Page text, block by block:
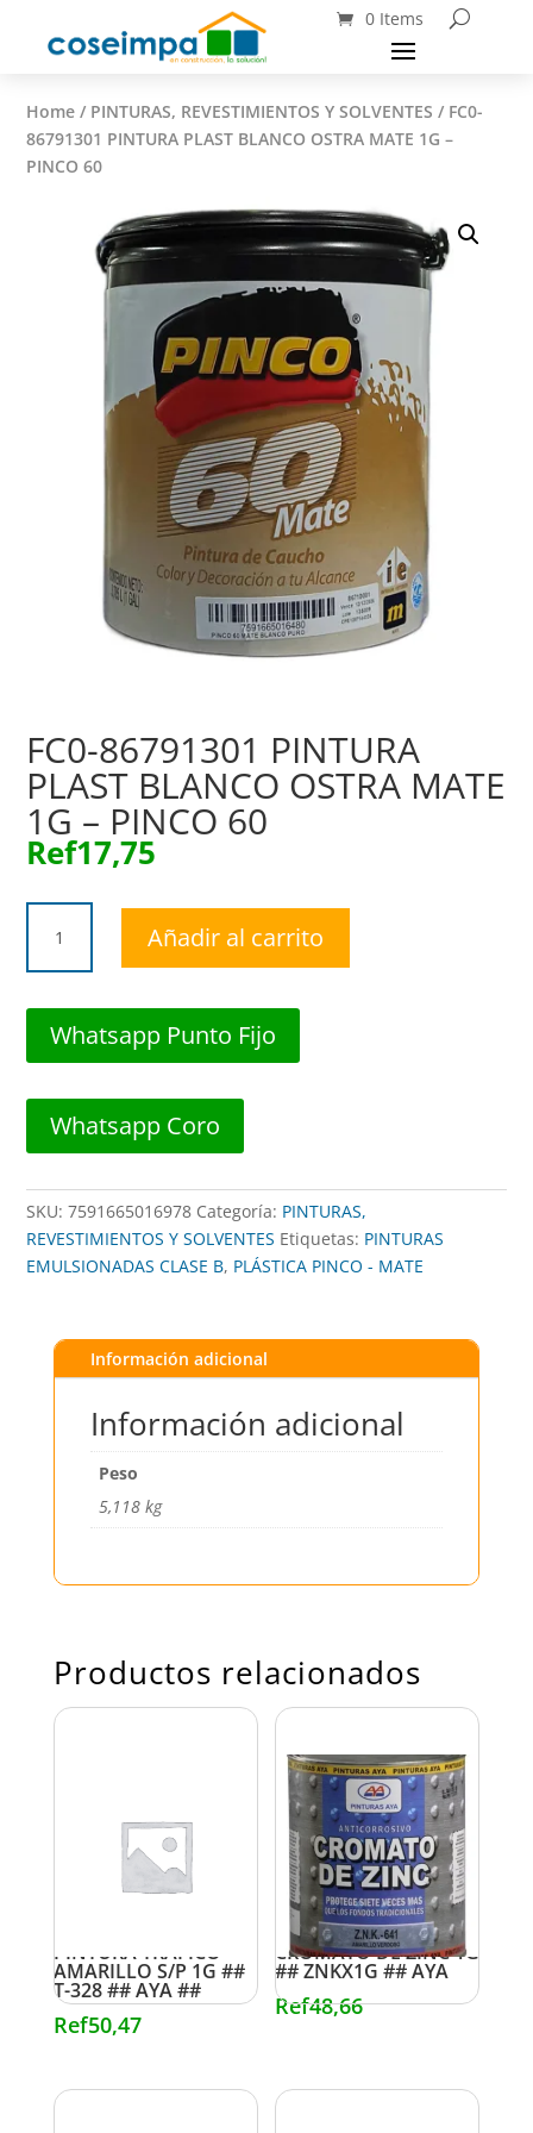
0 Items
Home / PINTURAS, REVESTIMIENTOS Y SOLVENTES / FC0-
86791301 PINTURA PLAST BLANCO OSTRA MATE 1G –
PINCO 60
FC0-86791301 PINTURA
PLAST BLANCO OSTRA MATE
1G – PINCO 60
Ref17,75
86791301
PINTURA
BLANCO
1G
60
cantidad
Añadir al carrito
Whatsapp Punto Fijo
Whatsapp Coro
SKU:7591665016978 Categoría: PINTURAS,
REVESTIMIENTOS Y SOLVENTES Etiquetas: PINTURAS
EMULSIONADAS CLASE B, PLÁSTICA PINCO - MATE
Información adicional
Información adicional
Peso
5,118 kg
Productos relacionados
PINTURA TRAFICO
AMARILLO S/P 1G ##
T-328 ## AYA ##
Ref50,47
CROMATO DE ZINC 1G
## ZNKX1G ## AYA
Ref48,66